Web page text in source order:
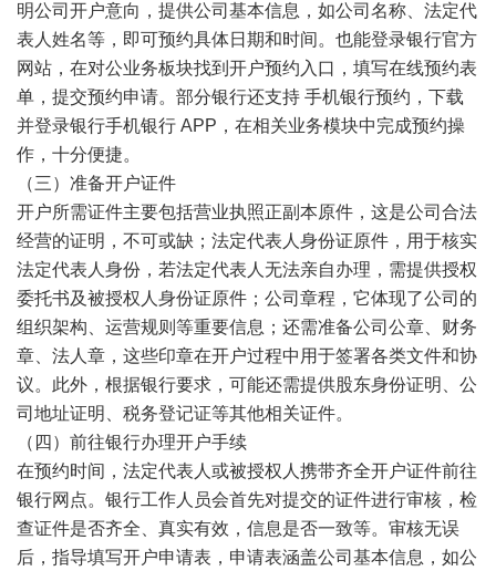
明公司开户意向，提供公司基本信息，如公司名称、法定代
表人姓名等，即可预约具体日期和时间。也能登录银行官方
网站，在对公业务板块找到开户预约入口，填写在线预约表
单，提交预约申请。部分银行还支持 手机银行预约，下载
并登录银行手机银行 APP，在相关业务模块中完成预约操
作，十分便捷。
（三）准备开户证件
开户所需证件主要包括营业执照正副本原件，这是公司合法
经营的证明，不可或缺；法定代表人身份证原件，用于核实
法定代表人身份，若法定代表人无法亲自办理，需提供授权
委托书及被授权人身份证原件；公司章程，它体现了公司的
组织架构、运营规则等重要信息；还需准备公司公章、财务
章、法人章，这些印章在开户过程中用于签署各类文件和协
议。此外，根据银行要求，可能还需提供股东身份证明、公
司地址证明、 税务登记证等其他相关证件。
（四）前往银行办理开户手续
在预约时间，法定代表人或被授权人携带齐全开户证件前往
银行网点。银行工作人员会首先对提交的证件进行审核，检
查证件是否齐全、真实有效，信息是否一致等。审核无误
后，指导填写开户申请表，申请表涵盖公司基本信息，如公